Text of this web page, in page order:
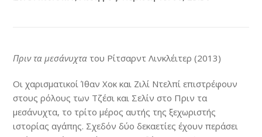
Πριν τα μεσάνυχτα του Ρίτσαρντ Λινκλέιτερ (2013)
Οι χαρισματικοί Ίθαν Χοκ και Ζιλί Ντελπί επιστρέφουν
στους ρόλους των Τζέσι και Σελίν στο Πριν τα
μεσάνυχτα, το τρίτο μέρος αυτής της ξεχωριστής
ιστορίας αγάπης. Σχεδόν δύο δεκαετίες έχουν περάσει